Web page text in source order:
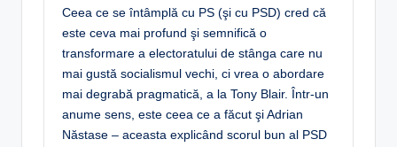
Ceea ce se întâmplă cu PS (şi cu PSD) cred că
este ceva mai profund şi semnifică o
transformare a electoratului de stânga care nu
mai gustă socialismul vechi, ci vrea o abordare
mai degrabă pragmatică, a la Tony Blair. Într-un
anume sens, este ceea ce a făcut şi Adrian
Năstase – aceasta explicând scorul bun al PSD